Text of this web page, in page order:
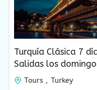
7 Días-6 Noches
Turquía Clásica 7
Salidas los
Tours , Turkey